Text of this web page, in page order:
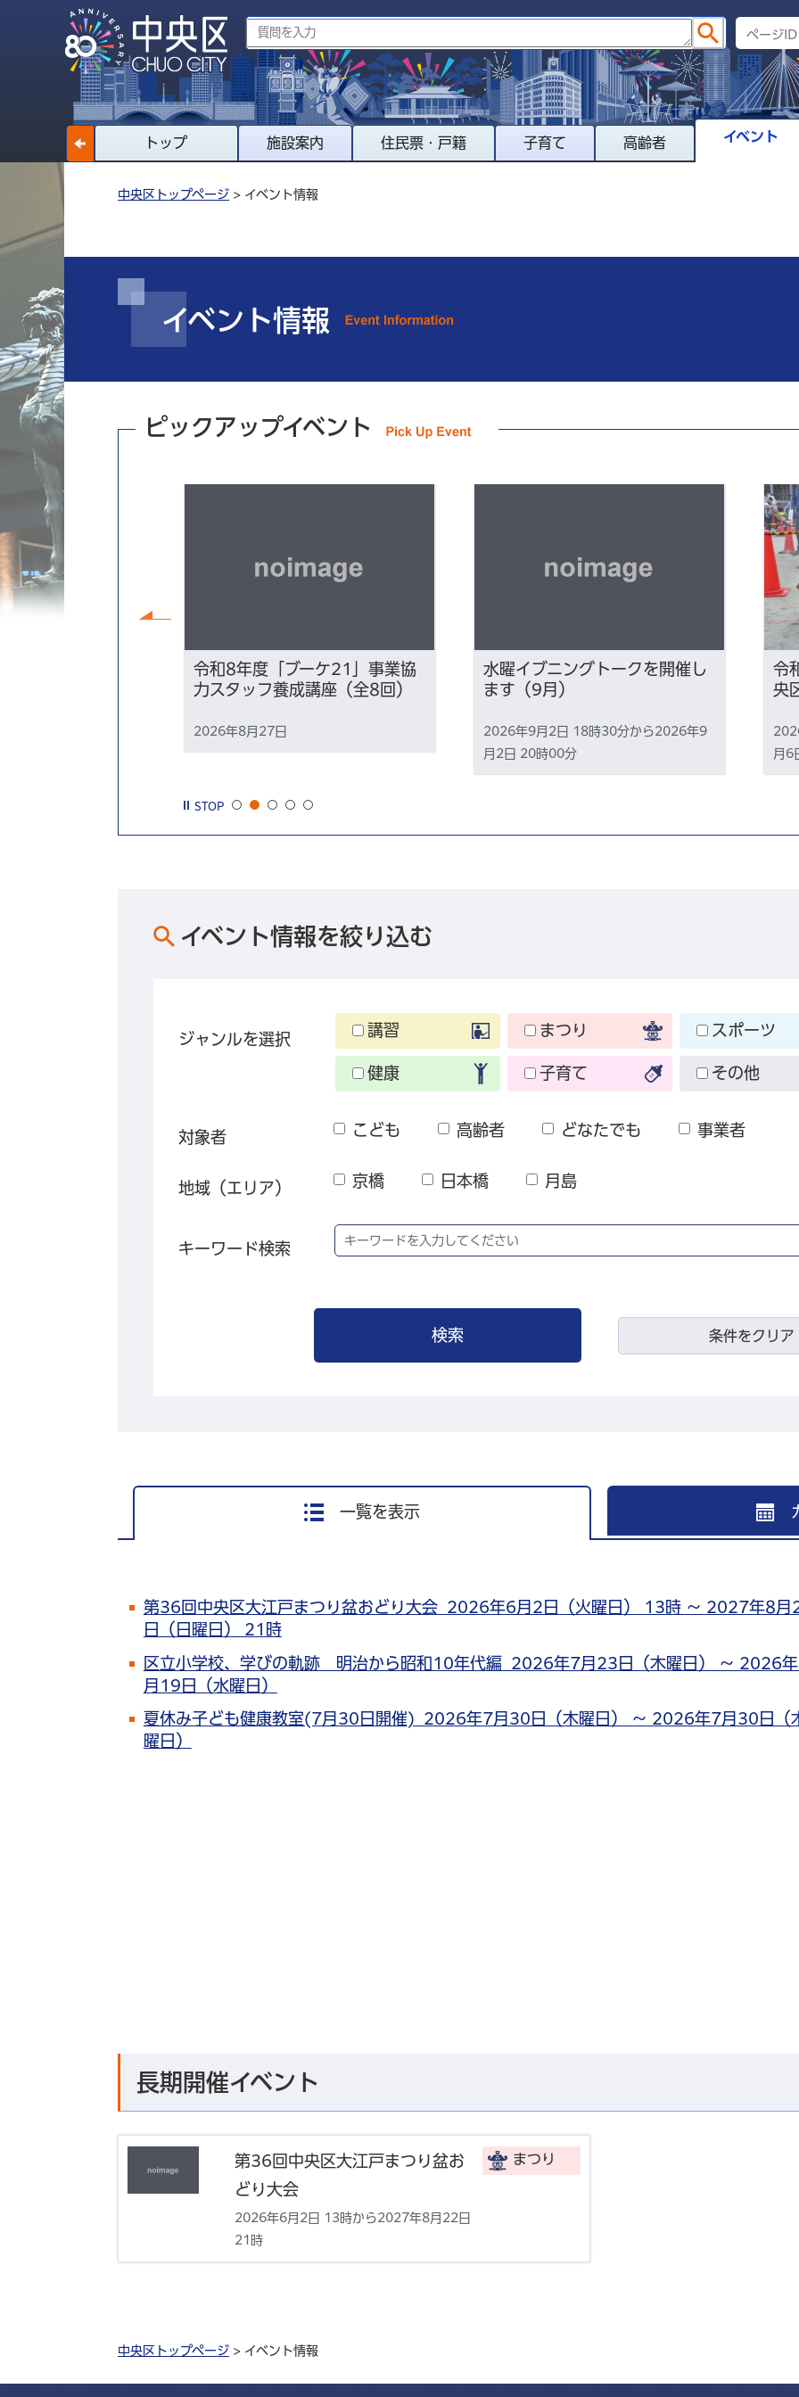
トップ 施設案内 住民票・戸籍 子育て 高齢者 イベント
中央区トップページ > イベント情報
イベント情報
ピックアップイベント
令和8年度「ブーケ21」事業協
力スタッフ養成講座（全8回）
2026年8月27日
水曜イブニングトークを開催し
ます（9月）
2026年9月2日 18時30分から2026年9
月2日 20時00分
令
央
月6
STOP
イベント情報を絞り込む
ジャンルを選択
講習 まつり スポーツ
健康 子育て その他
対象者 こども 高齢者 どなたでも 事業者
地域（エリア） 京橋 日本橋 月島
キーワード検索
条件をクリア
一覧を表示
第36回中央区大江戸まつり盆おどり大会 2026年6月2日（火曜日） 13時 ～ 2027年8月
日（日曜日） 21時
区立小学校、学びの軌跡 明治から昭和10年代編 2026年7月23日（木曜日） ～ 2026
月19日（水曜日）
夏休み子ども健康教室(7月30日開催) 2026年7月30日（木曜日） ～ 2026年7月30日（
曜日）
長期開催イベント
第36回中央区大江戸まつり盆お
どり大会
2026年6月2日 13時から2027年8月22日
21時
まつり
中央区トップページ > イベント情報